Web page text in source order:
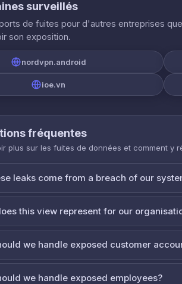
surveillés
de fuites pour d'autres entreprises
son exposition.
nordvpn.android
ioe.vn
fréquentes
plus sur les fuites de données et comment y
leaks come from a breach of our
this view represent for our
we handle exposed customer
we handle exposed employees?